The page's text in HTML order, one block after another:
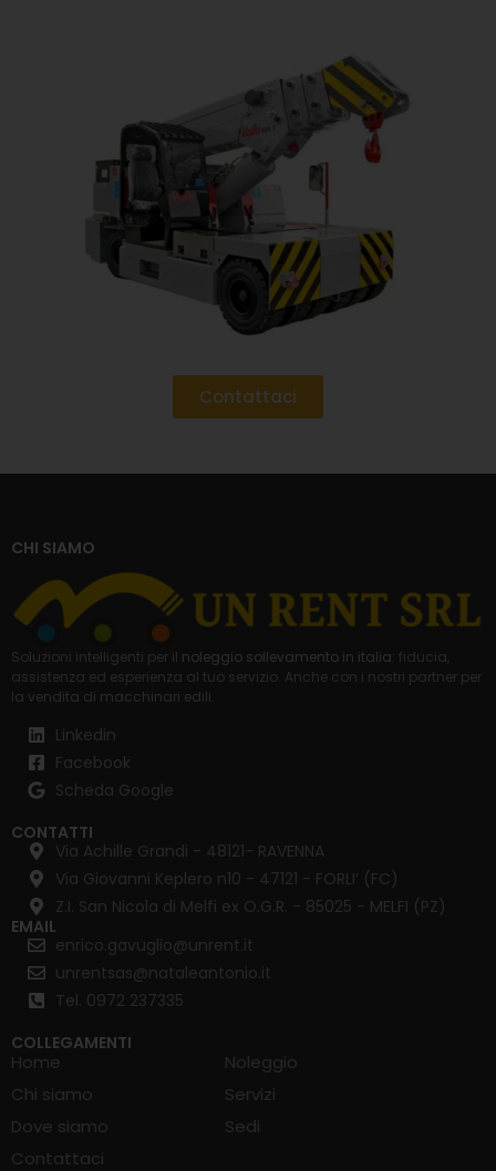
Contattaci
CHI SIAMO
Soluzioni intelligenti per il noleggio sollevamento in italia : fiducia,
assistenza ed esperienza al tuo servizio. Anche con i nostri partner per
la vendita di macchinari edili
Linkedin
Facebook
Scheda Google
CONTATTI
Via Achille Grandi - 48121- RAVENNA
Via Giovanni Keplero n10 - 47121 - FORLI’ (FC)
Z.I. San Nicola di Melfi ex O.G.R. - 85025 - MELFI (PZ)
EMAIL
enrico.gavuglio@unrent.it
unrentsas@nataleantonio.it
Tel. 0972 237335
COLLEGAMENTI
Home
Chi siamo
Dove siamo
Contattaci
Noleggio
Servizi
Sedi